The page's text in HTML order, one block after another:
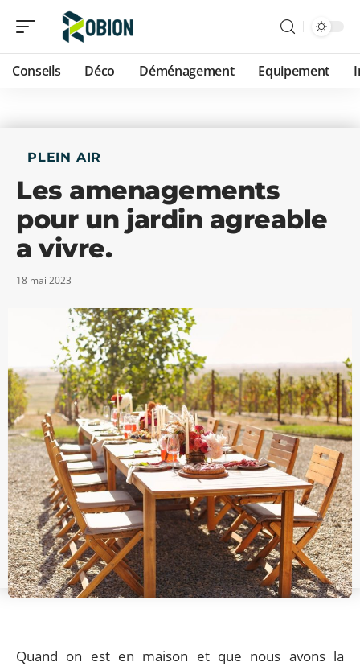
Conseils Déco Déménagement Equipement
PLEIN AIR
Les amenagements
pour un jardin agreable
a vivre.
18 mai 2023
Quand on est en maison et que nous avons la